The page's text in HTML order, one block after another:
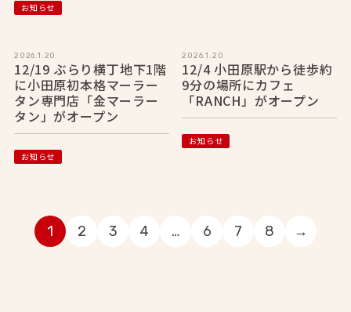
お知らせ
2026.1.20
12/19 ぶらり横丁地下1階
に小田原初本格マーラー
タン専門店「金マーラー
タン」がオープン
お知らせ
2026.1.20
12/4 小田原駅から徒歩約
9分の場所にカフェ
「RANCH」がオープン
お知らせ
1 2 3 4 … 6 7 8 →